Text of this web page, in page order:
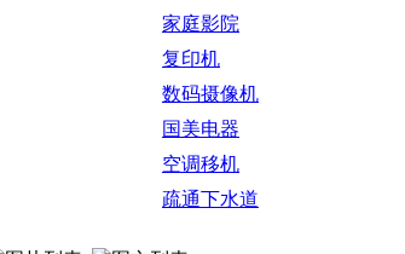
家庭影院
复印机
数码摄像机
国美电器
空调移机
疏通下水道